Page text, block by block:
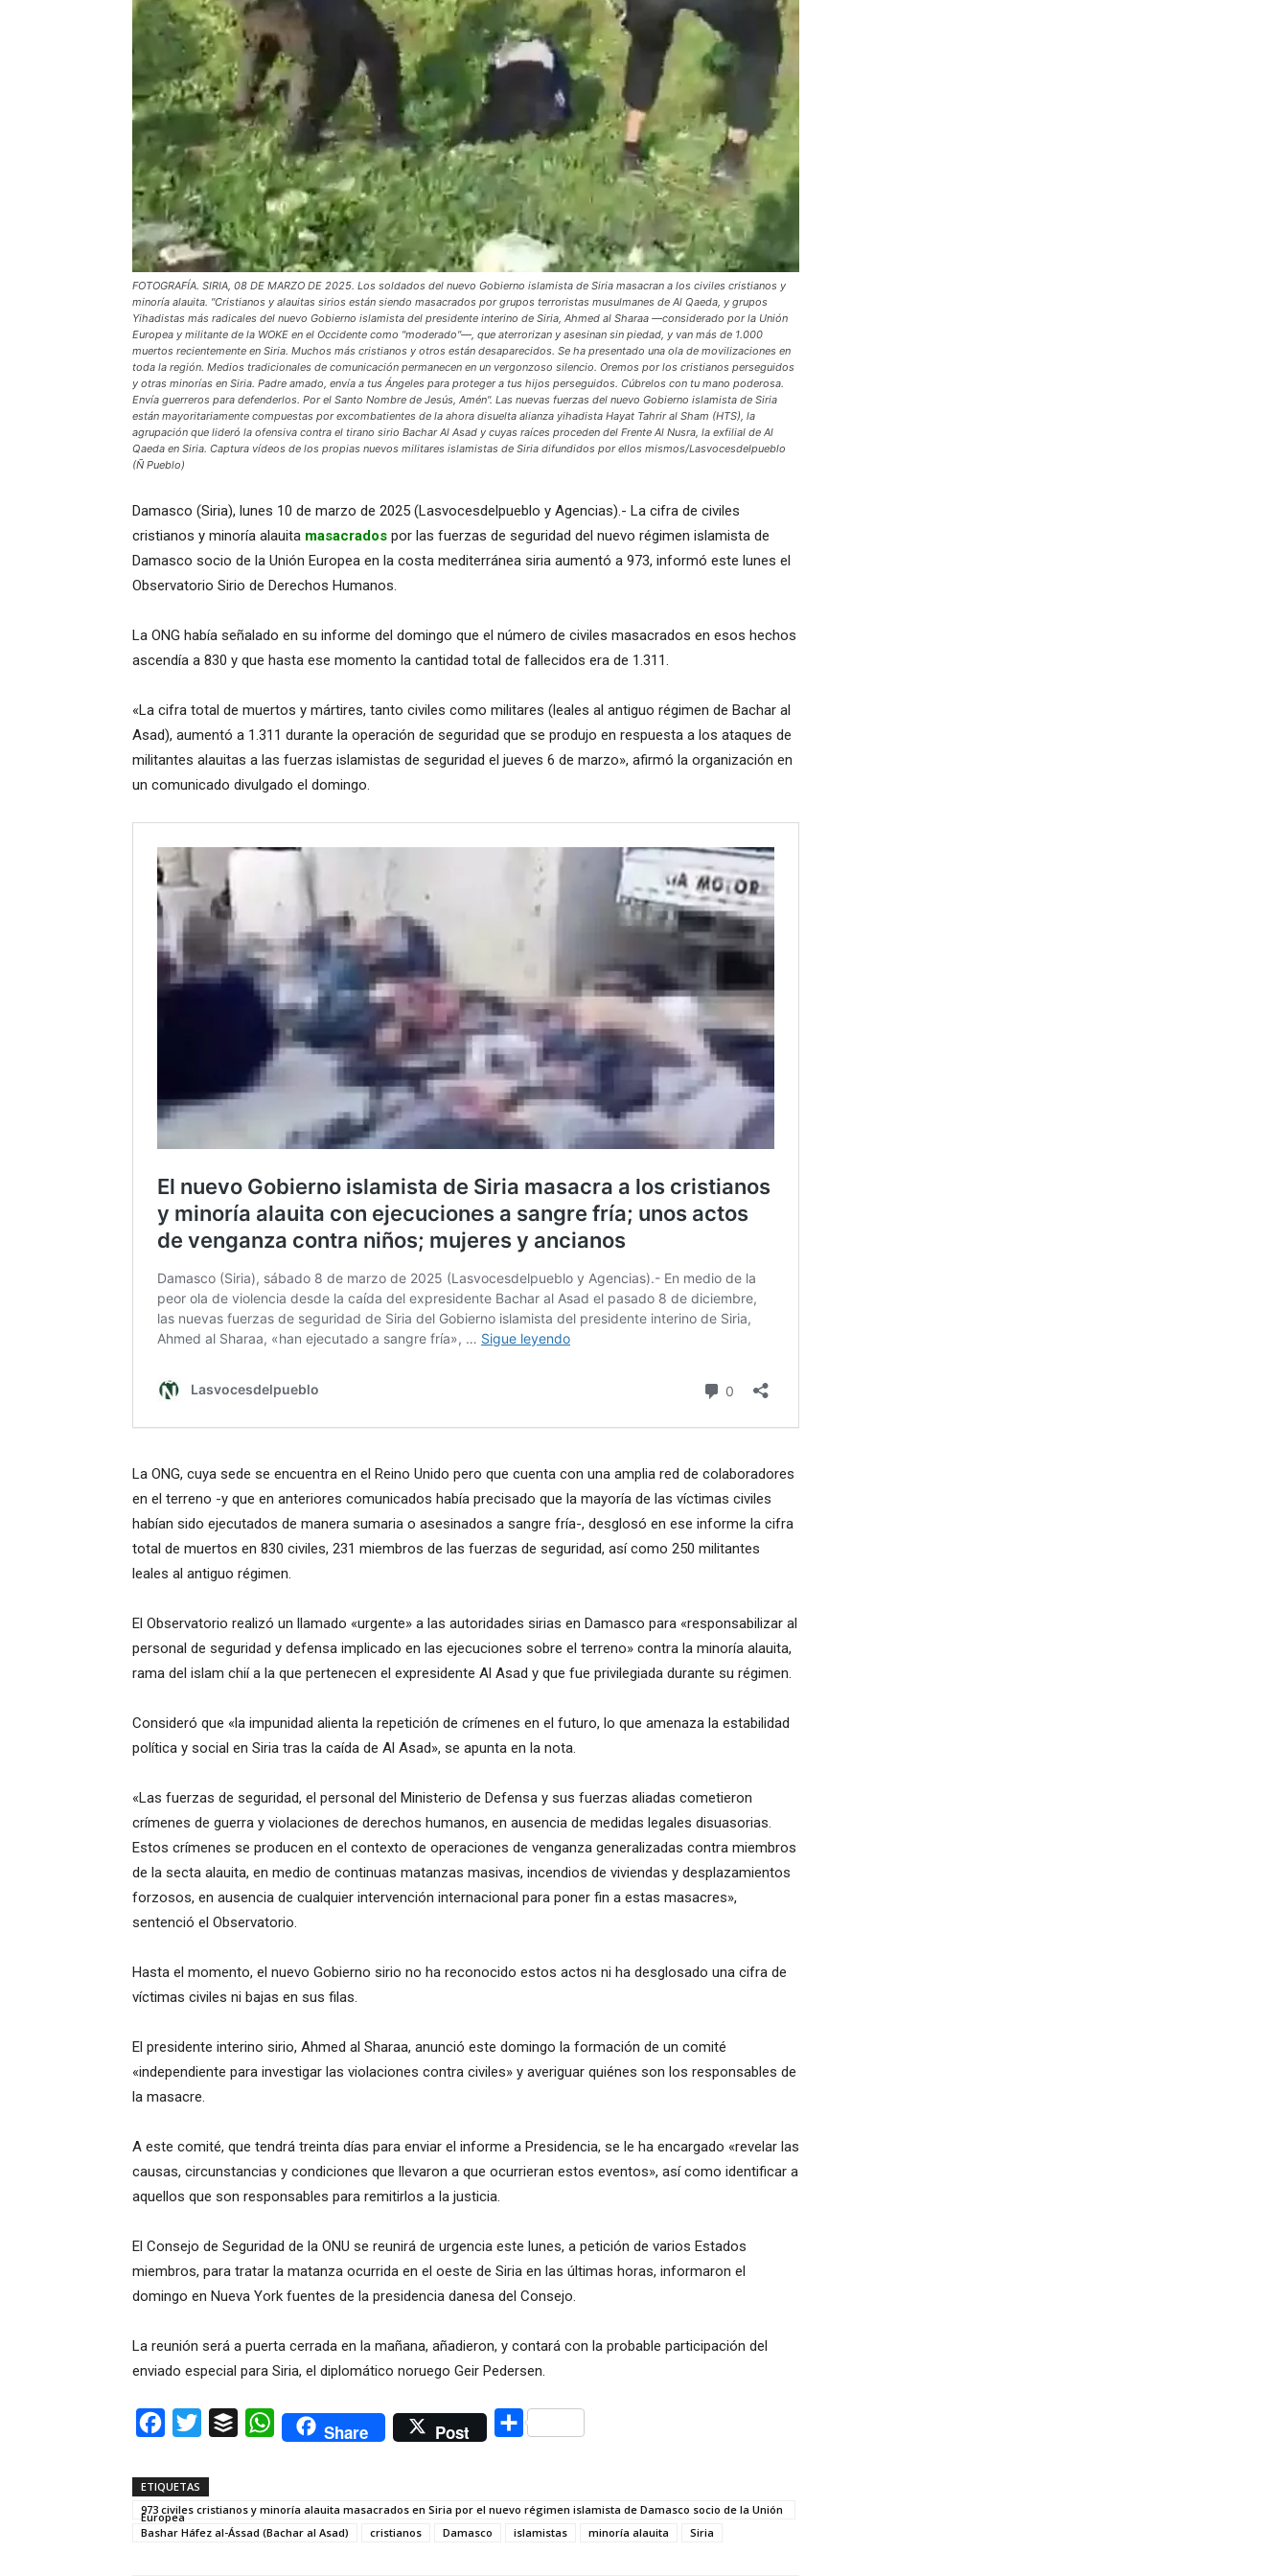
FOTOGRAFÍA. SIRIA, 08 DE MARZO DE 2025. Los soldados del nuevo Gobierno islamista de Siria masacran a los civiles cristianos y
minoría alauita. "Cristianos y alauitas sirios están siendo masacrados por grupos terroristas musulmanes de Al Qaeda, y grupos
Yihadistas más radicales del nuevo Gobierno islamista del presidente interino de Siria, Ahmed al Sharaa —considerado por la Unión
Europea y militante de la WOKE en el Occidente como "moderado"—, que aterrorizan y asesinan sin piedad, y van más de 1.000
muertos recientemente en Siria. Muchos más cristianos y otros están desaparecidos. Se ha presentado una ola de movilizaciones en
toda la región. Medios tradicionales de comunicación permanecen en un vergonzoso silencio. Oremos por los cristianos perseguidos
y otras minorías en Siria. Padre amado, envía a tus Ángeles para proteger a tus hijos perseguidos. Cúbrelos con tu mano poderosa.
Envía guerreros para defenderlos. Por el Santo Nombre de Jesús, Amén". Las nuevas fuerzas del nuevo Gobierno islamista de Siria
están mayoritariamente compuestas por excombatientes de la ahora disuelta alianza yihadista Hayat Tahrir al Sham (HTS), la
agrupación que lideró la ofensiva contra el tirano sirio Bachar Al Asad y cuyas raíces proceden del Frente Al Nusra, la exfilial de Al
Qaeda en Siria. Captura vídeos de los propias nuevos militares islamistas de Siria difundidos por ellos mismos/Lasvocesdelpueblo
(Ñ Pueblo)
Damasco (Siria), lunes 10 de marzo de 2025 (Lasvocesdelpueblo y Agencias).- La cifra de civiles
cristianos y minoría alauita masacrados por las fuerzas de seguridad del nuevo régimen islamista de
Damasco socio de la Unión Europea en la costa mediterránea siria aumentó a 973, informó este lunes el
Observatorio Sirio de Derechos Humanos.
La ONG había señalado en su informe del domingo que el número de civiles masacrados en esos hechos
ascendía a 830 y que hasta ese momento la cantidad total de fallecidos era de 1.311.
«La cifra total de muertos y mártires, tanto civiles como militares (leales al antiguo régimen de Bachar al
Asad), aumentó a 1.311 durante la operación de seguridad que se produjo en respuesta a los ataques de
militantes alauitas a las fuerzas islamistas de seguridad el jueves 6 de marzo», afirmó la organización en
un comunicado divulgado el domingo.
La ONG, cuya sede se encuentra en el Reino Unido pero que cuenta con una amplia red de colaboradores
en el terreno -y que en anteriores comunicados había precisado que la mayoría de las víctimas civiles
habían sido ejecutados de manera sumaria o asesinados a sangre fría-, desglosó en ese informe la cifra
total de muertos en 830 civiles, 231 miembros de las fuerzas de seguridad, así como 250 militantes
leales al antiguo régimen.
El Observatorio realizó un llamado «urgente» a las autoridades sirias en Damasco para «responsabilizar al
personal de seguridad y defensa implicado en las ejecuciones sobre el terreno» contra la minoría alauita,
rama del islam chií a la que pertenecen el expresidente Al Asad y que fue privilegiada durante su régimen.
Consideró que «la impunidad alienta la repetición de crímenes en el futuro, lo que amenaza la estabilidad
política y social en Siria tras la caída de Al Asad», se apunta en la nota.
«Las fuerzas de seguridad, el personal del Ministerio de Defensa y sus fuerzas aliadas cometieron
crímenes de guerra y violaciones de derechos humanos, en ausencia de medidas legales disuasorias.
Estos crímenes se producen en el contexto de operaciones de venganza generalizadas contra miembros
de la secta alauita, en medio de continuas matanzas masivas, incendios de viviendas y desplazamientos
forzosos, en ausencia de cualquier intervención internacional para poner fin a estas masacres»,
sentenció el Observatorio.
Hasta el momento, el nuevo Gobierno sirio no ha reconocido estos actos ni ha desglosado una cifra de
víctimas civiles ni bajas en sus filas.
El presidente interino sirio, Ahmed al Sharaa, anunció este domingo la formación de un comité
«independiente para investigar las violaciones contra civiles» y averiguar quiénes son los responsables de
la masacre.
A este comité, que tendrá treinta días para enviar el informe a Presidencia, se le ha encargado «revelar las
causas, circunstancias y condiciones que llevaron a que ocurrieran estos eventos», así como identificar a
aquellos que son responsables para remitirlos a la justicia.
El Consejo de Seguridad de la ONU se reunirá de urgencia este lunes, a petición de varios Estados
miembros, para tratar la matanza ocurrida en el oeste de Siria en las últimas horas, informaron el
domingo en Nueva York fuentes de la presidencia danesa del Consejo.
La reunión será a puerta cerrada en la mañana, añadieron, y contará con la probable participación del
enviado especial para Siria, el diplomático noruego Geir Pedersen.
Facebook
Twitter Buffer WhatsAppShare Post Compartir
ETIQUETAS
973 civiles cristianos y minoría alauita masacrados en Siria por el nuevo régimen islamista de Damasco socio de la Unión
Europea
Bashar Háfez al-Ássad (Bachar al Asad)
cristianos Damasco islamistas minoría alauita Siria